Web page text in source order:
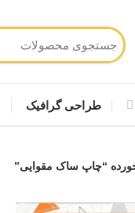
طراحی گرافیک
“چاپ ساک مقوایی”